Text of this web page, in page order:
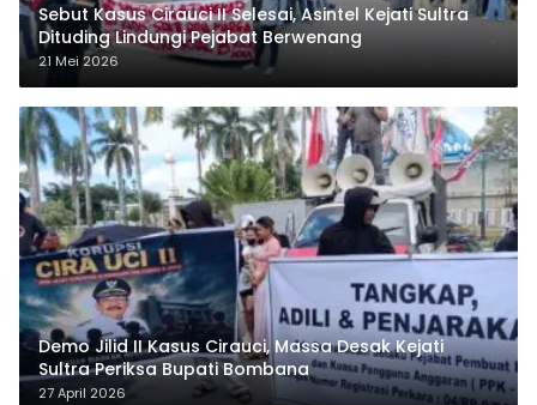
Sebut Kasus Cirauci II Selesai, Asintel Kejati Sultra
Dituding Lindungi Pejabat Berwenang
21 Mei 2026
Demo Jilid II Kasus Cirauci, Massa Desak Kejati
Sultra Periksa Bupati Bombana
27 April 2026